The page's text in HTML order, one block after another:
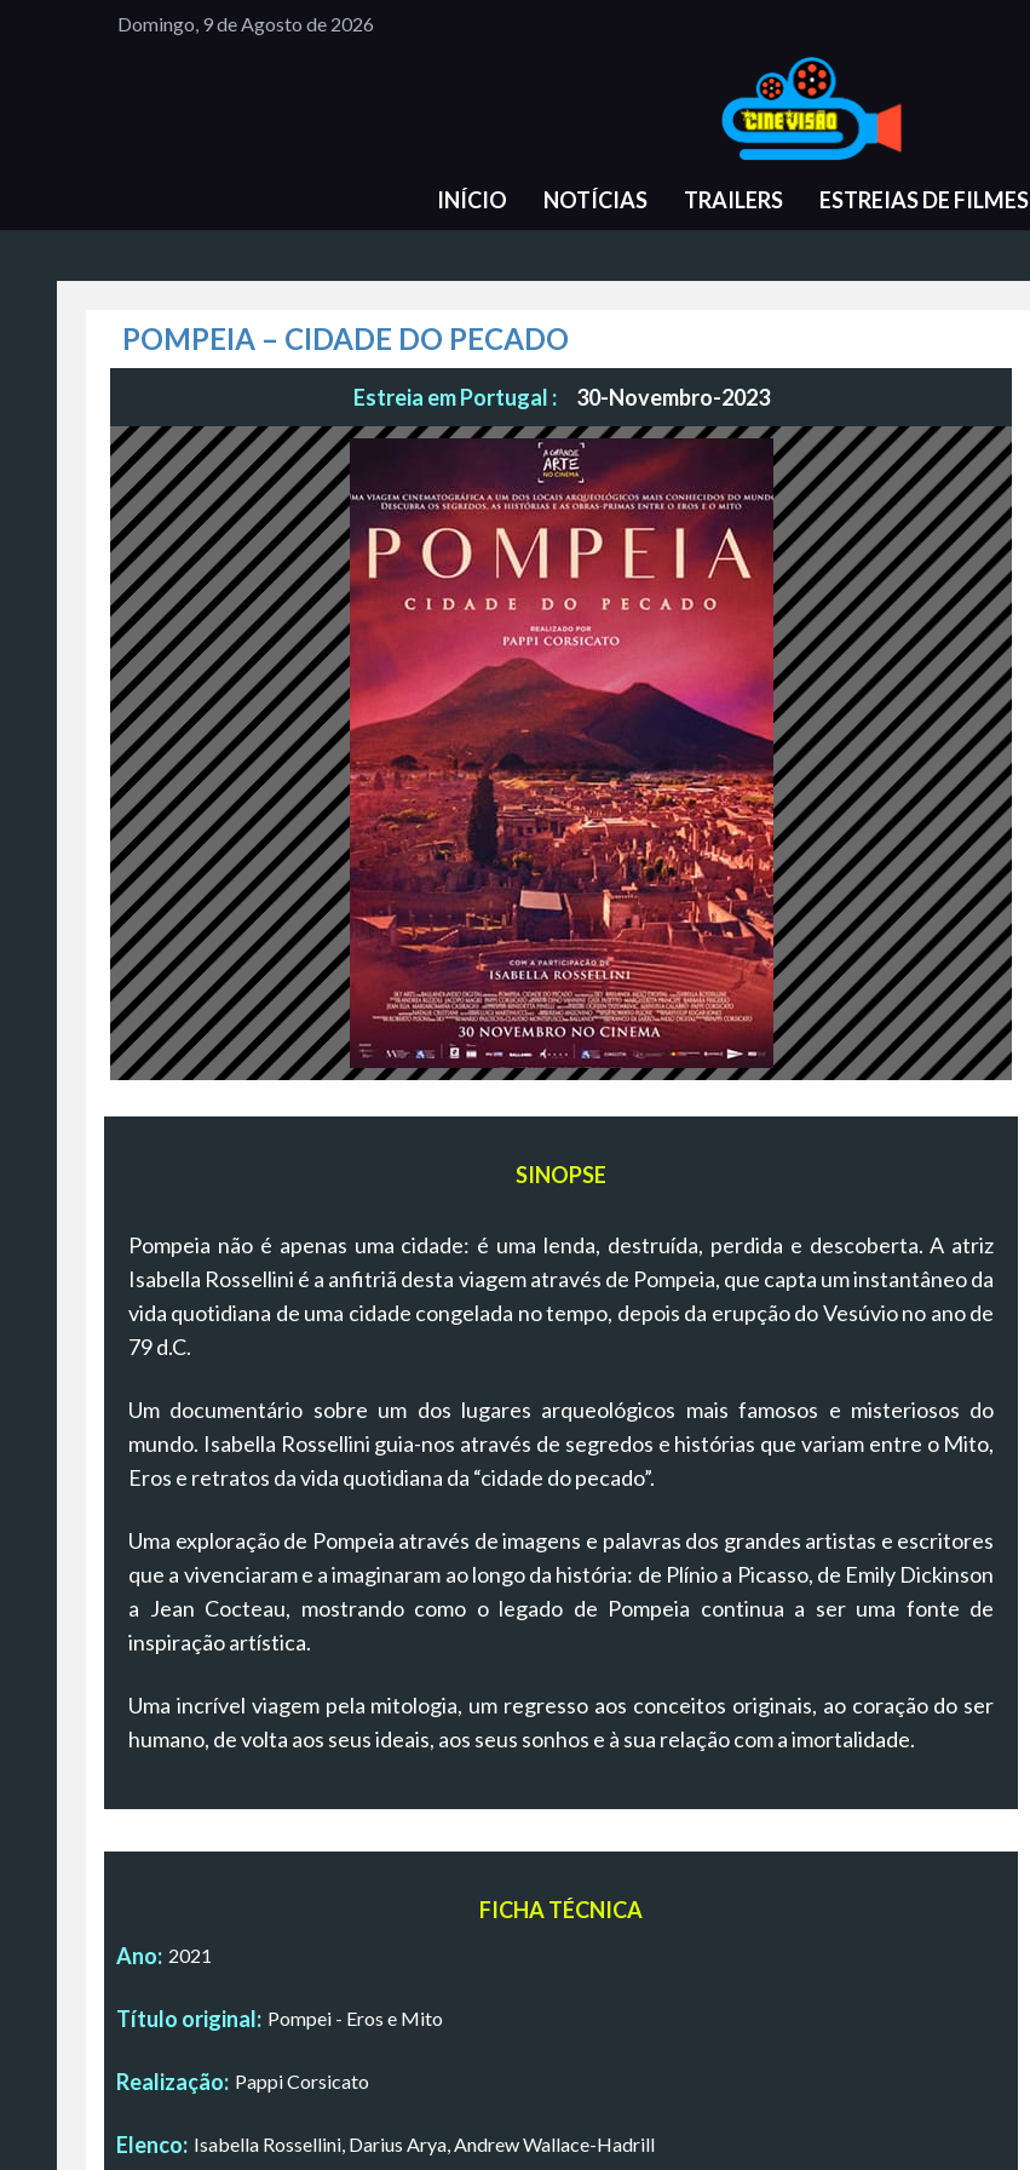
Domingo, 9 de Agosto de 2026
INÍCIO NOTÍCIAS TRAILERS ESTREIAS DE FILMES
POMPEIA – CIDADE DO PECADO
Estreia em Portugal : 30-Novembro-2023
SINOPSE
Pompeia não é apenas uma cidade: é uma lenda, destruída, perdida e descoberta. A atriz
Isabella Rossellini é a anfitriã desta viagem através de Pompeia, que capta um instantâneo da
vida quotidiana de uma cidade congelada no tempo, depois da erupção do Vesúvio no ano de
79 d.C.
Um documentário sobre um dos lugares arqueológicos mais famosos e misteriosos do
mundo. Isabella Rossellini guia-nos através de segredos e histórias que variam entre o Mito,
Eros e retratos da vida quotidiana da “cidade do pecado”.
Uma exploração de Pompeia através de imagens e palavras dos grandes artistas e escritores
que a vivenciaram e a imaginaram ao longo da história: de Plínio a Picasso, de Emily Dickinson
a Jean Cocteau, mostrando como o legado de Pompeia continua a ser uma fonte de
inspiração artística.
Uma incrível viagem pela mitologia, um regresso aos conceitos originais, ao coração do ser
humano, de volta aos seus ideais, aos seus sonhos e à sua relação com a imortalidade.
FICHA TÉCNICA
Ano: 2021
Título original: Pompei - Eros e Mito
Realização: Pappi Corsicato
Elenco: Isabella Rossellini, Darius Arya, Andrew Wallace-Hadrill